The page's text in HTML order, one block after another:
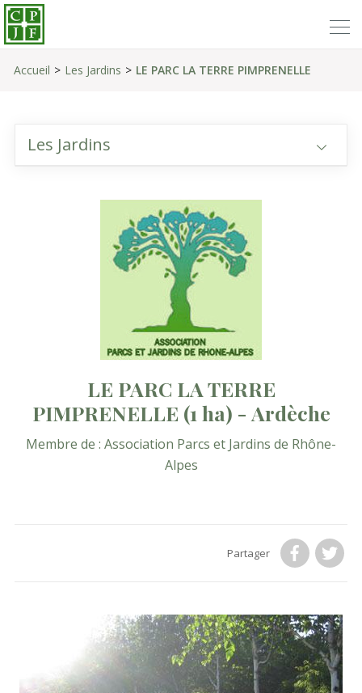
Accueil Les Jardins LE PARC LA TERRE PIMPRENELLE
Les Jardins
LE PARC LA TERRE
PIMPRENELLE (1 ha) - Ardèche
Membre de : Association Parcs et Jardins de Rhône-
Alpes
Partager